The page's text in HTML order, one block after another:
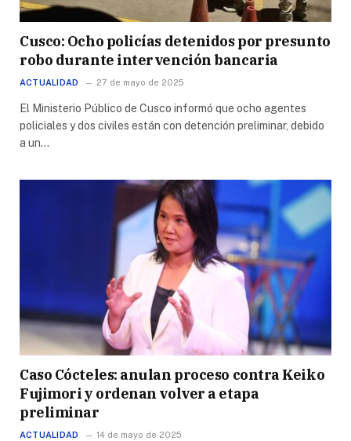
Cusco: Ocho policías detenidos por presunto
robo durante intervención bancaria
ACTUALIDAD 27 de mayo de 2025
El Ministerio Público de Cusco informó que ocho agentes
policiales y dos civiles están con detención preliminar, debido
a un…
Caso Cócteles: anulan proceso contra Keiko
Fujimori y ordenan volver a etapa
preliminar
ACTUALIDAD 14 de mayo de 2025